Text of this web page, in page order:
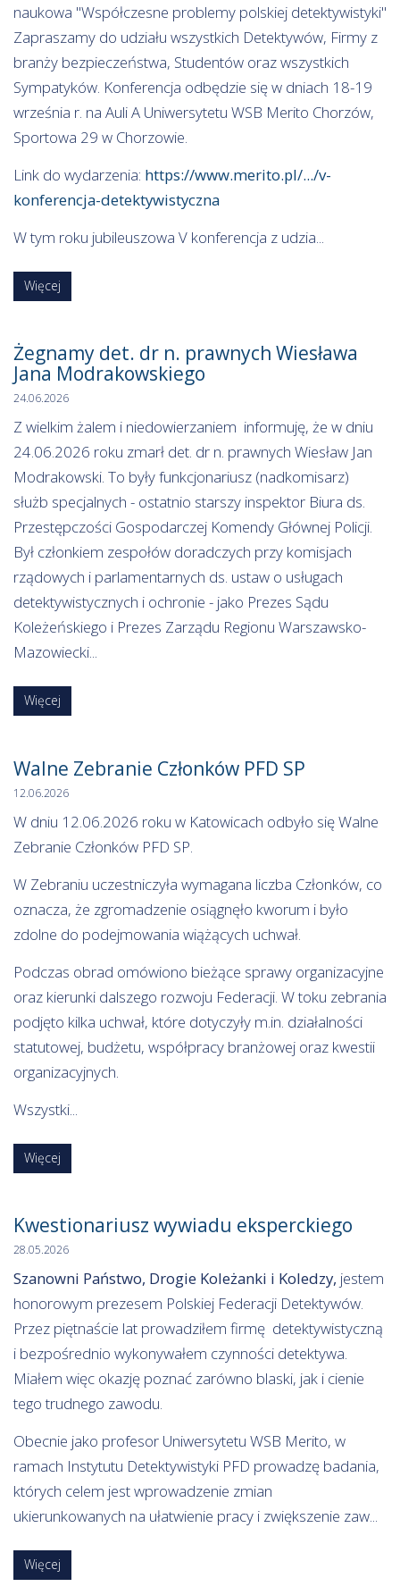
naukowa "Współczesne problemy polskiej detektywistyki"
Zapraszamy do udziału wszystkich Detektywów, Firmy z
branży bezpieczeństwa, Studentów oraz wszystkich
Sympatyków. Konferencja odbędzie się w dniach 18-19
września r. na Auli A Uniwersytetu WSB Merito Chorzów,
Sportowa 29 w Chorzowie.
Link do wydarzenia: https://www.merito.pl/.../v-
konferencja-detektywistyczna
W tym roku jubileuszowa V konferencja z udzia...
Więcej
Żegnamy det. dr n. prawnych Wiesława
Jana Modrakowskiego
24.06.2026
Z wielkim żalem i niedowierzaniem informuję, że w dniu
24.06.2026 roku zmarł det. dr n. prawnych Wiesław Jan
Modrakowski. To były funkcjonariusz (nadkomisarz)
służb specjalnych - ostatnio starszy inspektor Biura ds.
Przestępczości Gospodarczej Komendy Głównej Policji.
Był członkiem zespołów doradczych przy komisjach
rządowych i parlamentarnych ds. ustaw o usługach
detektywistycznych i ochronie - jako Prezes Sądu
Koleżeńskiego i Prezes Zarządu Regionu Warszawsko-
Mazowiecki...
Więcej
Walne Zebranie Członków PFD SP
12.06.2026
W dniu 12.06.2026 roku w Katowicach odbyło się Walne
Zebranie Członków PFD SP.
W Zebraniu uczestniczyła wymagana liczba Członków, co
oznacza, że zgromadzenie osiągnęło kworum i było
zdolne do podejmowania wiążących uchwał.
Podczas obrad omówiono bieżące sprawy organizacyjne
oraz kierunki dalszego rozwoju Federacji. W toku zebrania
podjęto kilka uchwał, które dotyczyły m.in. działalności
statutowej, budżetu, współpracy branżowej oraz kwestii
organizacyjnych.
Wszystki...
Więcej
Kwestionariusz wywiadu eksperckiego
28.05.2026
Szanowni Państwo, Drogie Koleżanki i Koledzy, jestem
honorowym prezesem Polskiej Federacji Detektywów.
Przez piętnaście lat prowadziłem firmę detektywistyczną
i bezpośrednio wykonywałem czynności detektywa.
Miałem więc okazję poznać zarówno blaski, jak i cienie
tego trudnego zawodu.
Obecnie jako profesor Uniwersytetu WSB Merito, w
ramach Instytutu Detektywistyki PFD prowadzę badania,
których celem jest wprowadzenie zmian
ukierunkowanych na ułatwienie pracy i zwiększenie zaw...
Więcej